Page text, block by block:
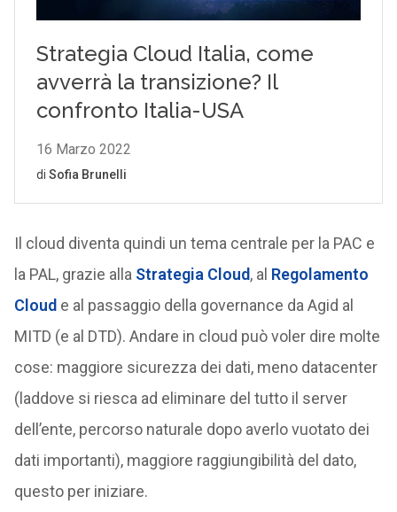
Il cloud diventa quindi un tema centrale per la PAC e
la PAL, grazie alla Strategia Cloud, al Regolamento
Cloud e al passaggio della governance da Agid al
MITD (e al DTD). Andare in cloud può voler dire molte
cose: maggiore sicurezza dei dati, meno datacenter
(laddove si riesca ad eliminare del tutto il server
dell’ente, percorso naturale dopo averlo vuotato dei
dati importanti), maggiore raggiungibilità del dato,
questo per iniziare.